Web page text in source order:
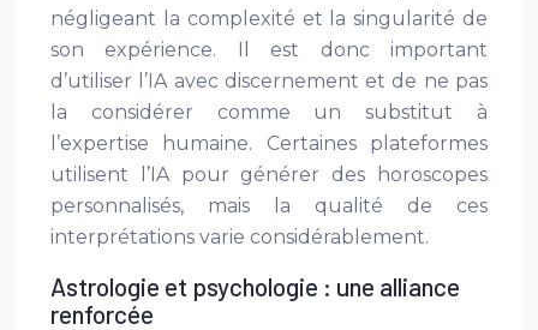
négligeant la complexité et la singularité de
son expérience. Il est donc important
d’utiliser l’IA avec discernement et de ne pas
la considérer comme un substitut à
l’expertise humaine. Certaines plateformes
utilisent l’IA pour générer des horoscopes
personnalisés, mais la qualité de ces
interprétations varie considérablement.
Astrologie et psychologie : une alliance
renforcée